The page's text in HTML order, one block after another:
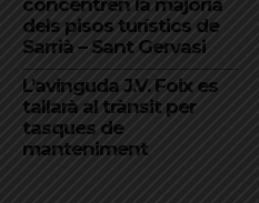
concentren la majoria
dels pisos turístics de
Sarrià – Sant Gervasi
L’avinguda J.V. Foix es
tallarà al trànsit per
tasques de
manteniment